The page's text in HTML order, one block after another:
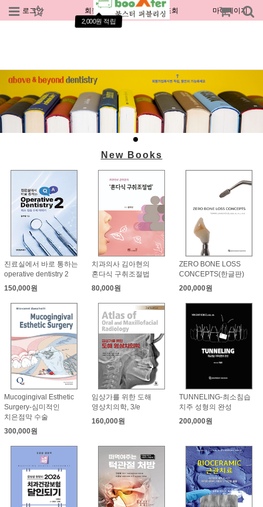
로그인 회원가입
2,000원 적립
주문조회 마이페이지
New Books
진료실에서 바로 통하는
operative dentistry 2
150,000원
치과의사 김아현의
혼다식 구취조절법
80,000원
ZERO BONE LOSS
CONCEPTS(한글판)
200,000원
Mucogingival Esthetic
Surgery-심미적인
치은점막 수술
300,000원
임상가를 위한 도해
영상치의학, 3/e
160,000원
TUNNELING-최소침습
치주 성형의 완성
200,000원